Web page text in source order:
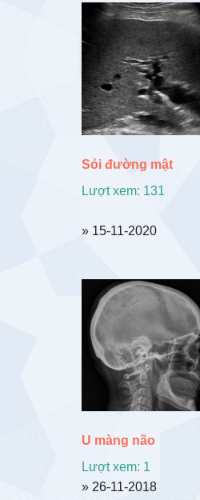
Sỏi đường mật
Lượt xem: 131
» 15-11-2020
U màng não
Lượt xem: 1
» 26-11-2018